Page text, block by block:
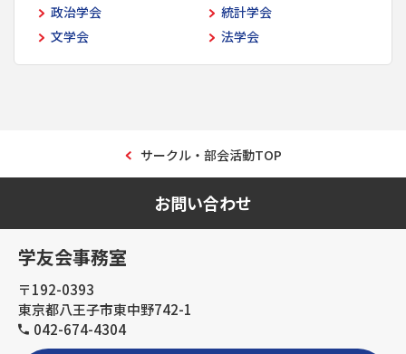
政治学会
統計学会
文学会
法学会
サークル・部会活動TOP
お問い合わせ
学友会事務室
〒192-0393
東京都八王子市東中野742-1
042-674-4304